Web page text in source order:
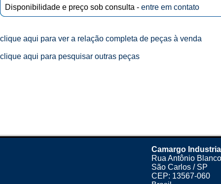
Disponibilidade e preço sob consulta - entre em contato
clique aqui para ver a relação completa de peças à venda
clique aqui para pesquisar outras peças
Camargo
Rua Antônio
São Carlos / SP
CEP: 13567-060